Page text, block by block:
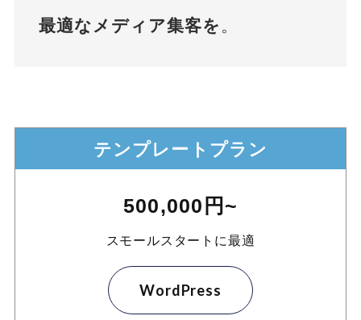
最適なメディア集客を 。
テンプレートプラン
500,000円~
スモールスタートに最適
WordPress